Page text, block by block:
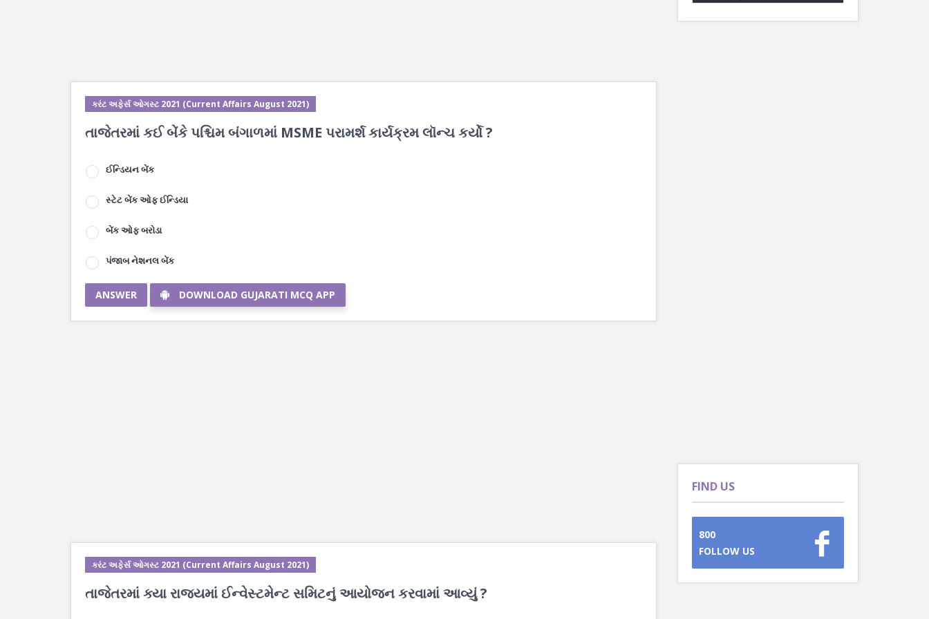
કરંટ અફેર્સ ઓગસ્ટ 2021 (Current Affairs August 2021)
તાજેતરમાં કઈ બેંકે પશ્ચિમ બંગાળમાં MSME પરામર્શ કાર્યક્રમ લૉન્ચ કર્યો ?
ઈન્ડિયન બેંક
સ્ટેટ બેંક ઓફ ઈન્ડિયા
બેંક ઓફ બરોડા
પંજાબ નેશનલ બેંક
ANSWER DOWNLOAD GUJARATI MCQ APP
કરંટ અફેર્સ ઓગસ્ટ 2021 (Current Affairs August 2021)
તાજેતરમાં ક્યા રાજ્યમાં ઈન્વેસ્ટમેન્ટ સમિટનું આયોજન કરવામાં આવ્યું ?
FIND US
800
FOLLOW US